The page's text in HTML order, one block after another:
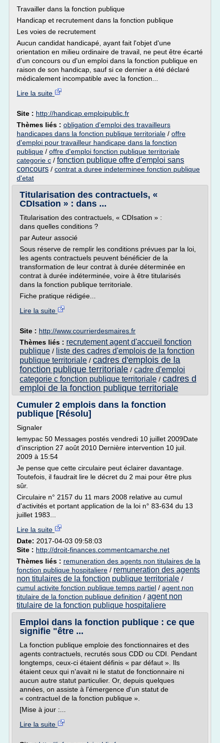
Travailler dans la fonction publique
Handicap et recrutement dans la fonction publique
Les voies de recrutement
Aucun candidat handicapé, ayant fait l'objet d'une
orientation en milieu ordinaire de travail, ne peut être écarté
d'un concours ou d'un emploi dans la fonction publique en
raison de son handicap, sauf si ce dernier a été déclaré
médicalement incompatible avec la fonction...
Lire la suite
Site : http://handicap.emploipublic.fr
Thèmes liés : obligation d'emploi des travailleurs
handicapes dans la fonction publique territoriale / offre
d'emploi pour travailleur handicape dans la fonction
publique / offre d'emploi fonction publique territoriale
categorie c / fonction publique offre d'emploi sans
concours / contrat a duree indeterminee fonction publique
d'etat
Titularisation des contractuels, «
CDIsation » : dans ...
Titularisation des contractuels, « CDIsation » :
dans quelles conditions ?
par Auteur associé
Sous réserve de remplir les conditions prévues par la loi,
les agents contractuels peuvent bénéficier de la
transformation de leur contrat à durée déterminée en
contrat à durée indéterminée, voire à être titularisés
dans la fonction publique territoriale.
Fiche pratique rédigée...
Lire la suite
Site : http://www.courrierdesmaires.fr
Thèmes liés : recrutement agent d'accueil fonction
publique / liste des cadres d'emplois de la fonction
publique territoriale / cadres d'emplois de la
fonction publique territoriale / cadre d'emploi
categorie c fonction publique territoriale / cadres d
emploi de la fonction publique territoriale
Cumuler 2 emplois dans la fonction
publique [Résolu]
Signaler
lemypac 50 Messages postés vendredi 10 juillet 2009Date
d'inscription 27 août 2010 Dernière intervention 10 juil.
2009 à 15:54
Je pense que cette circulaire peut éclairer davantage.
Toutefois, il faudrait lire le décret du 2 mai pour être plus
sûr.
Circulaire n° 2157 du 11 mars 2008 relative au cumul
d'activités et portant application de la loi n° 83-634 du 13
juillet 1983...
Lire la suite
Date: 2017-04-03 09:58:03
Site : http://droit-finances.commentcamarche.net
Thèmes liés : remuneration des agents non titulaires de la
fonction publique hospitaliere / remuneration des agents
non titulaires de la fonction publique territoriale /
cumul activite fonction publique temps partiel / agent non
titulaire de la fonction publique definition / agent non
titulaire de la fonction publique hospitaliere
Emploi dans la fonction publique : ce que
signifie "être ...
La fonction publique emploie des fonctionnaires et des
agents contractuels, recrutés sous CDD ou CDI. Pendant
longtemps, ceux-ci étaient définis « par défaut ». Ils
étaient ceux qui n'avait ni le statut de fonctionnaire ni
aucun autre statut particulier. Or, depuis quelques
années, on assiste à l'émergence d'un statut de
« contractuel de la fonction publique ».
[Mise à jour :...
Lire la suite